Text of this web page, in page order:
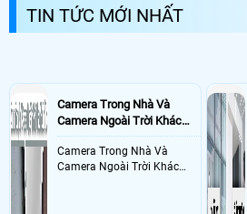
TIN TỨC MỚI NHẤT
Camera Trong Nhà Và
Camera Ngoài Trời Khác
Nhau Như Thế Nào
Camera Trong Nhà Và
Camera Ngoài Trời Khác